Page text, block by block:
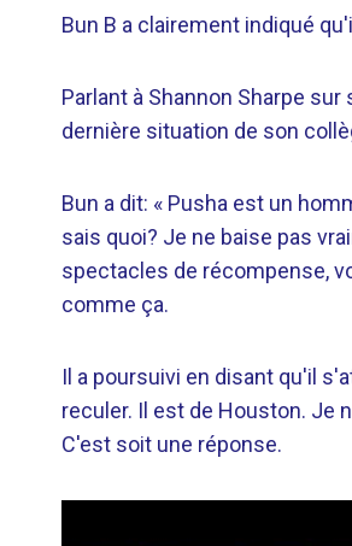
Bun B a clairement indiqué
Parlant à Shannon Sharpe sur
dernière situation de son
Bun a dit: « Pusha est un
sais quoi? Je ne baise pas
spectacles de récompense,
comme ça.
Il a poursuivi en disant qu'il
reculer. Il est de Houston. Je
C'est soit une réponse.